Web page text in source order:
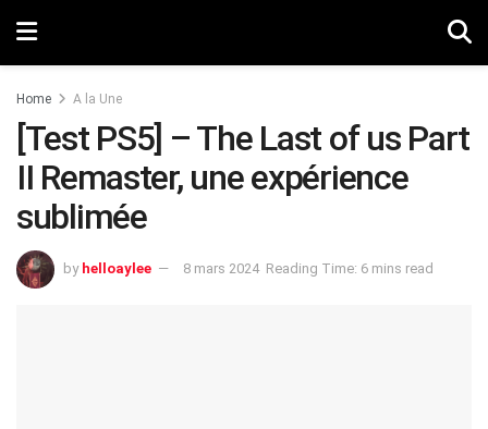
Home A la Une
[Test PS5] – The Last of us Part
II Remaster, une expérience
sublimée
by helloaylee 8 mars 2024 Reading Time: 6 mins read